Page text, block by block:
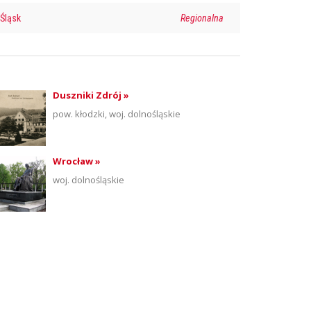
Śląsk Regionalna
Duszniki Zdrój »
pow. kłodzki, woj. dolnośląskie
Wrocław »
woj. dolnośląskie